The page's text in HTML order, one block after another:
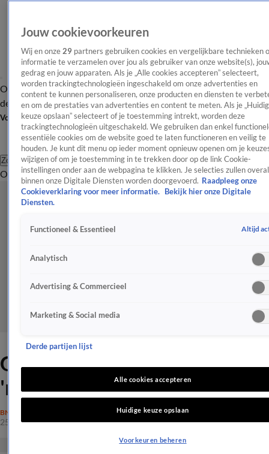
OverzichtAfleveringen Entertainment TV Algemeen
Tip
de redactieNieuwsbrief
Volg Shownieuws
Zoeken
OverzichtEntertainmentSpraakmakendRealityCrimeVideo's
Gemengde reacties op
'nieuwe Maan': 'Vreselijk'
BN'ERS
25 apr 2024, 10:40
Jouw cookievoorkeuren
Wij en onze 29 partners gebruiken cookies en vergelijkbare technieken
informatie te verzamelen over jou als gebruiker van onze website(s),
gedrag en jouw apparaten. Als je „Alle cookies accepteren” selecteert,
worden trackingtechnologieën ingeschakeld om onze advertenties en
content te kunnen personaliseren, onze producten en diensten te
en om de prestaties van advertenties en content te meten. Als je
keuze opslaan” selecteert of je toestemming intrekt, worden deze
trackingtechnologieën uitgeschakeld. We gebruiken dan enkel
essentiële cookies om de website goed te laten functioneren en veilig te
houden. Je kunt dit menu op ieder moment opnieuw openen om je
wijzigen of om je toestemming in te trekken door op de link Cookie-
instellingen onder aan de webpagina te klikken. Je selecties zullen overal
binnen onze Digitale Diensten worden doorgevoerd. Raadpleeg onze
Cookieverklaring voor meer informatie.
Bekijk hier onze Digitale
Diensten.
Functioneel & Essentieel Altijd
Analytisch
Advertising & Commercieel
Marketing & Social media
Derde partijen lijst
Alle cookies accepteren
Huidige keuze opslaan
Voorkeuren beheren